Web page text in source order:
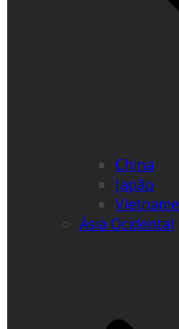
China
Japão
Vietname
Ásia Ocidental